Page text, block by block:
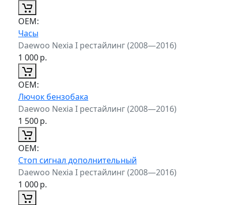
ОЕМ:
Часы
Daewoo Nexia I рестайлинг (2008—2016)
1 000р.
ОЕМ:
Лючок бензобака
Daewoo Nexia I рестайлинг (2008—2016)
1 500р.
ОЕМ:
Стоп сигнал дополнительный
Daewoo Nexia I рестайлинг (2008—2016)
1 000р.